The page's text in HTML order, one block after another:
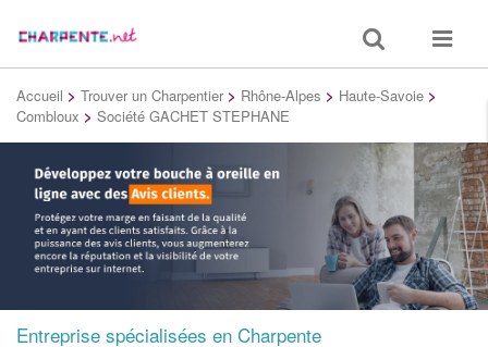
Toggle
search
Toggle
Accueil > Trouver un Charpentier > Rhône-Alpes > Haute-Savoie >
Combloux > Société GACHET STEPHANE
Entreprise spécialisées en Charpente